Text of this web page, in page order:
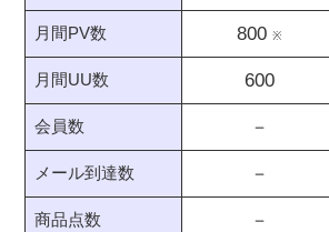
月間PV数 800※
月間UU数 600
会員数 －
メール到達数 －
商品点数 －